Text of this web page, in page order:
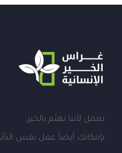
نعمل لأننا نهتم بالخير.
بإمكانك أيضاً عمل نفس